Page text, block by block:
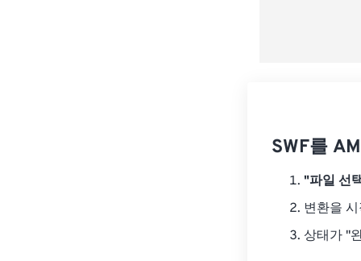
SWF를
"파일 선
변환을
상태가 "